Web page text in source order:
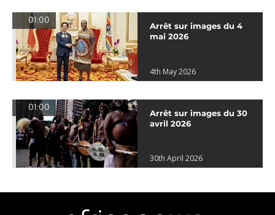
01:00
Arrêt sur images du 4
mai 2026
4th May 2026
01:00
Arrêt sur images du 30
avril 2026
30th April 2026